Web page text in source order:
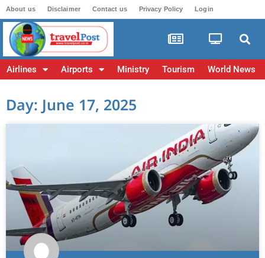
About us Disclaimer Contact us Privacy Policy Login
Airlines Airports Ministry Tourism World News
Day: June 17, 2025